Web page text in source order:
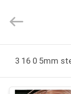
PRODUITS
Joyruns
Steel
All
Reserved.3 16 0 5mm